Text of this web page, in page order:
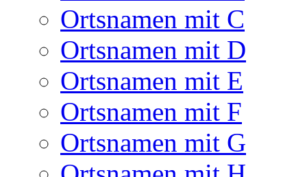
Ortsnamen mit C
Ortsnamen mit D
Ortsnamen mit E
Ortsnamen mit F
Ortsnamen mit G